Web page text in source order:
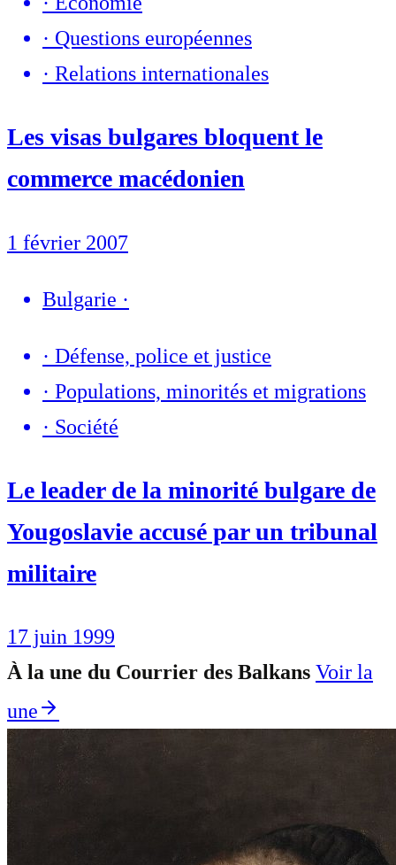
· Questions européennes
· Relations internationales
Les visas bulgares bloquent le
commerce macédonien
1 février 2007
Bulgarie ·
· Défense, police et justice
· Populations, minorités et migrations
· Société
Le leader de la minorité bulgare de
Yougoslavie accusé par un tribunal
militaire
17 juin 1999
À la une du Courrier des Balkans Voir la
une